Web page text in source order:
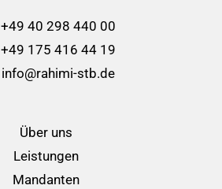
+49 40 298 440 00
+49 175 416 44 19
info@rahimi-stb.de
Über uns
Leistungen
Mandanten